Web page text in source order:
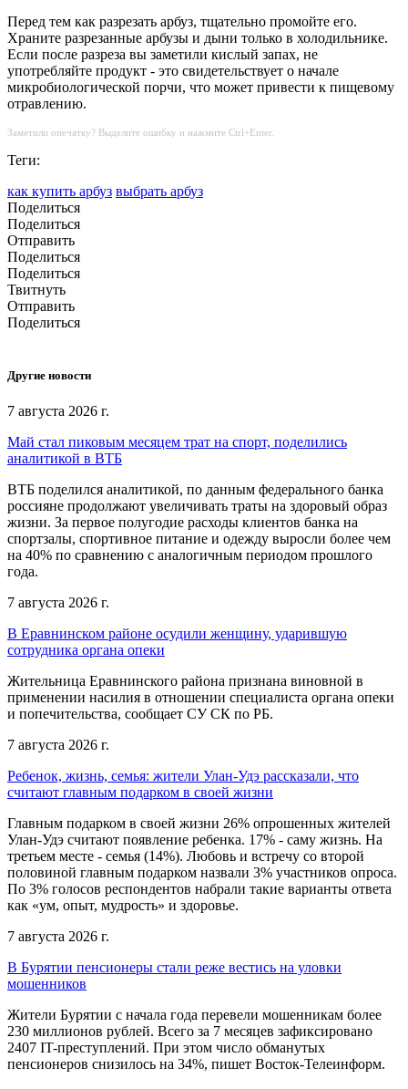
Перед тем как разрезать арбуз, тщательно промойте его.
Храните разрезанные арбузы и дыни только в холодильнике.
Если после разреза вы заметили кислый запах, не
употребляйте продукт - это свидетельствует о начале
микробиологической порчи, что может привести к пищевому
отравлению.
Заметили опечатку? Выделите ошибку и нажмите Ctrl+Enter.
Теги:
как купить арбуз выбрать арбуз
Поделиться
Поделиться
Отправить
Поделиться
Поделиться
Твитнуть
Отправить
Поделиться
Другие новости
7 августа 2026 г.
Май стал пиковым месяцем трат на спорт, поделились
аналитикой в ВТБ
ВТБ поделился аналитикой, по данным федерального банка
россияне продолжают увеличивать траты на здоровый образ
жизни. За первое полугодие расходы клиентов банка на
спортзалы, спортивное питание и одежду выросли более чем
на 40% по сравнению с аналогичным периодом прошлого
года.
7 августа 2026 г.
В Еравнинском районе осудили женщину, ударившую
сотрудника органа опеки
Жительница Еравнинского района признана виновной в
применении насилия в отношении специалиста органа опеки
и попечительства, сообщает СУ СК по РБ.
7 августа 2026 г.
Ребенок, жизнь, семья: жители Улан-Удэ рассказали, что
считают главным подарком в своей жизни
Главным подарком в своей жизни 26% опрошенных жителей
Улан-Удэ считают появление ребенка. 17% - саму жизнь. На
третьем месте - семья (14%). Любовь и встречу со второй
половиной главным подарком назвали 3% участников опроса.
По 3% голосов респондентов набрали такие варианты ответа
как «ум, опыт, мудрость» и здоровье.
7 августа 2026 г.
В Бурятии пенсионеры стали реже вестись на уловки
мошенников
Жители Бурятии с начала года перевели мошенникам более
230 миллионов рублей. Всего за 7 месяцев зафиксировано
2407 IT-преступлений. При этом число обманутых
пенсионеров снизилось на 34%, пишет Восток-Телеинформ.